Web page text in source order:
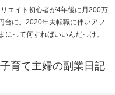
エイト初心者が4年後に月200万
台に。2020年夫転職に伴いアフ
って何すればいいんだっけ。
育て主婦の副業日記